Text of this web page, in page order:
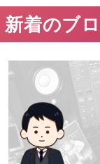
新着のブ